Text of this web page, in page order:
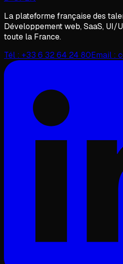
La plateforme française des
Développement web, SaaS, UI/
toute la France.
Tél : +33 6 32 64 24 80Email :